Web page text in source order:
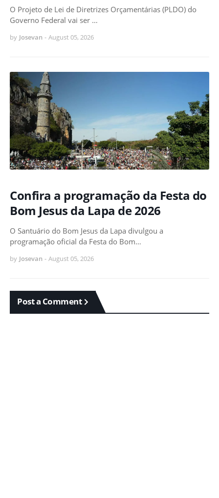
O Projeto de Lei de Diretrizes Orçamentárias (PLDO) do
Governo Federal vai ser …
by Josevan - August 05, 2026
Confira a programação da Festa do
Bom Jesus da Lapa de 2026
O Santuário do Bom Jesus da Lapa divulgou a
programação oficial da Festa do Bom…
by Josevan - August 05, 2026
Post a Comment